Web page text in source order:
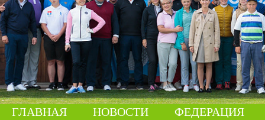
ГЛАВНАЯ НОВОСТИ ФЕДЕРАЦИЯ